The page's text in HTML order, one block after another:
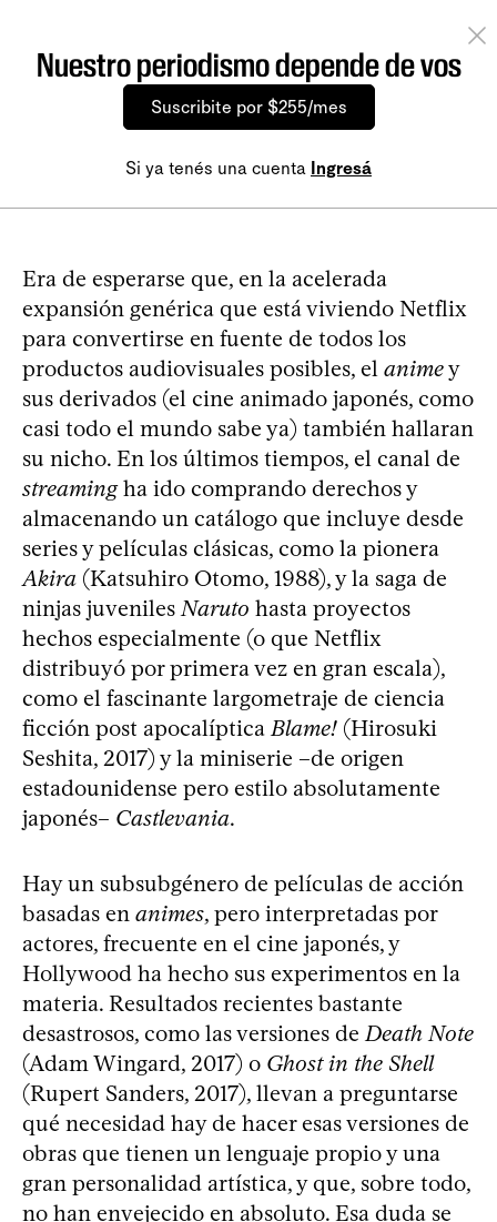
Nuestro periodismo depende de vos
Suscribite por $255/mes
Si ya tenés una cuenta Ingresá
Era de esperarse que, en la acelerada
expansión genérica que está viviendo Netflix
para convertirse en fuente de todos los
productos audiovisuales posibles, el animey
sus derivados (el cine animado japonés, como
casi todo el mundo sabe ya) también hallaran
su nicho. En los últimos tiempos, el canal de
streamingha ido comprando derechos y
almacenando un catálogo que incluye desde
series y películas clásicas, como la pionera
Akira (Katsuhiro Otomo, 1988), y la saga de
ninjas juvenilesNaruto hasta proyectos
hechos especialmente (o que Netflix
distribuyó por primera vez en gran escala),
como el fascinante largometraje de ciencia
ficción post apocalípticaBlame! (Hirosuki
Seshita, 2017) y la miniserie –de origen
estadounidense pero estilo absolutamente
japonés– Castlevania.
Hay un subsubgénero de películas de acción
basadas en animes, pero interpretadas por
actores, frecuente en el cine japonés, y
Hollywood ha hecho sus experimentos en la
materia. Resultados recientes bastante
desastrosos, como las versiones deDeath Note
(Adam Wingard, 2017) o Ghost in the Shell
(Rupert Sanders, 2017), llevan a preguntarse
qué necesidad hay de hacer esas versiones de
obras que tienen un lenguaje propio y una
gran personalidad artística, y que, sobre todo,
no han envejecido en absoluto. Esa duda se